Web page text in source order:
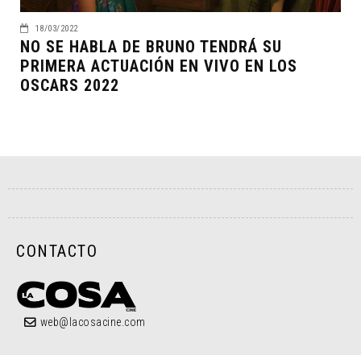
18/03/2022
NO SE HABLA DE BRUNO TENDRÁ SU
PRIMERA ACTUACIÓN EN VIVO EN LOS
OSCARS 2022
CONTACTO
web@lacosacine.com